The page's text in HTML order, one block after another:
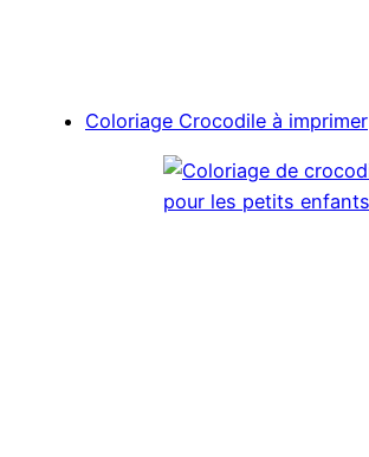
Coloriage Crocodile à imprimer